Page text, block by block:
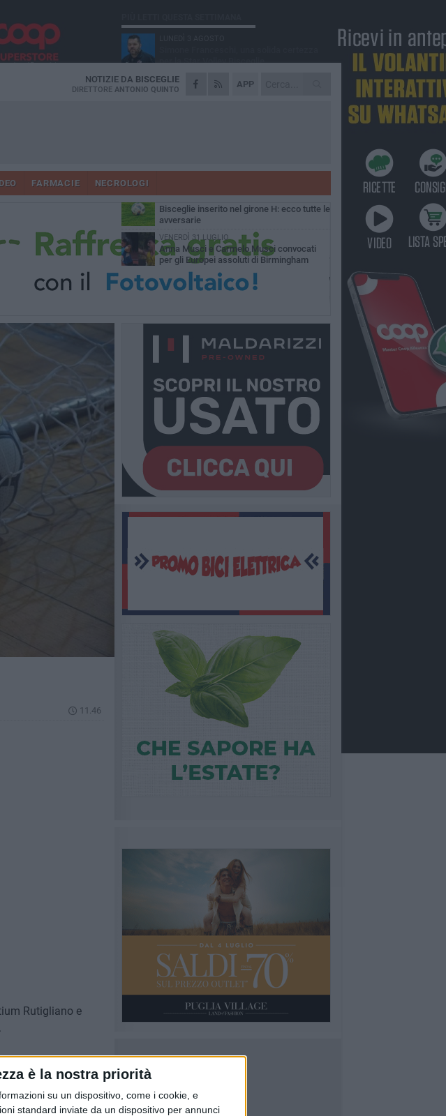
è la nostra priorità
su un dispositivo, come i cookie, e
standard inviate da un dispositivo per annunci
APP
NOTIZIE DA BISCEGLIE
DIRETTORE ANTONIO QUINTO
FARMACIE NECROLOGI
11.46
Rutigliano e
molto
sabato 11
per la Star Volley Bisceglie
MERCOLEDÌ 5 AGOSTO
Il Bisceglie si rafforza con Mikel Opoola e
Unione, in difesa arriva Francesco Lorusso
GIOVEDÌ 6 AGOSTO
Bisceglie inserito nel girone H: ecco tutte le
avversarie
VENERDÌ 31 LUGLIO
Anna Musci e Carmelo Musci convocati
per gli Europei assoluti di Birmingham